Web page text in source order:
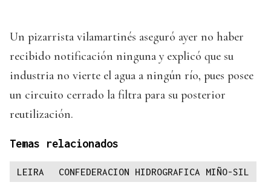
Un pizarrista vilamartinés aseguró ayer no haber
recibido notificación ninguna y explicó que su
industria no vierte el agua a ningún río, pues posee
un circuito cerrado la filtra para su posterior
reutilización.
Temas relacionados
LEIRA CONFEDERACION HIDROGRAFICA MIÑO-SIL